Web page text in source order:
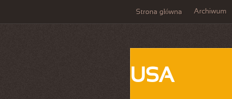
Strona główna Archiwum
USA